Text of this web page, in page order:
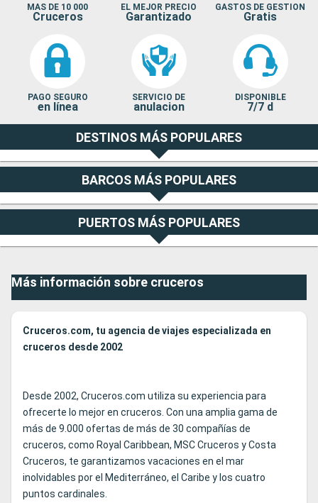
MAS DE 10 000
Cruceros
EL MEJOR PRECIO
Garantizado
GASTOS DE GESTION
Gratis
PAGO SEGURO
en línea
SERVICIO DE
anulacion
DISPONIBLE
7/7 d
DESTINOS MÁS POPULARES
BARCOS MÁS POPULARES
PUERTOS MÁS POPULARES
Más información sobre cruceros
Cruceros.com, tu agencia de viajes especializada en
cruceros desde 2002
Desde 2002, Cruceros.com utiliza su experiencia para
ofrecerte lo mejor en cruceros. Con una amplia gama de
más de 9.000 ofertas de más de 30 compañías de
cruceros, como Royal Caribbean, MSC Cruceros y Costa
Cruceros, te garantizamos vacaciones en el mar
inolvidables por el Mediterráneo, el Caribe y los cuatro
puntos cardinales.